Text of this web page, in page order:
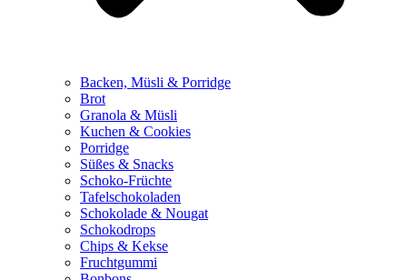
Backen, Müsli & Porridge
Brot
Granola & Müsli
Kuchen & Cookies
Porridge
Süßes & Snacks
Schoko-Früchte
Tafelschokoladen
Schokolade & Nougat
Schokodrops
Chips & Kekse
Fruchtgummi